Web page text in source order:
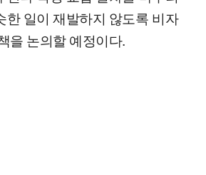
한 일이 재발하지 않도록 비자
을 논의할 예정이다.